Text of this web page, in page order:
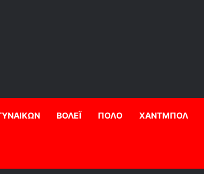
ΒΟΛΕΪ ΠΟΛΟ ΧΑΝΤΜΠΟΛ